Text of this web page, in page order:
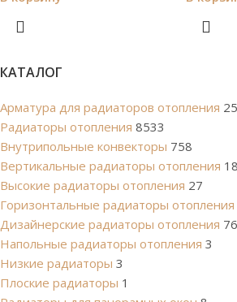
КАТАЛОГ
Арматура для радиаторов отопления
Радиаторы отопления 8533
Внутрипольные конвекторы 758
Вертикальные радиаторы отопления
Высокие радиаторы отопления 27
Горизонтальные радиаторы отопления
Дизайнерские радиаторы отопления
Напольные радиаторы отопления 3
Низкие радиаторы 3
Плоские радиаторы 1